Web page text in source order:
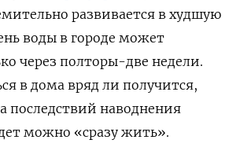
развивается в худшую
воды в городе может
через полторы-две недели.
в дома вряд ли получится,
последствий наводнения
можно «сразу жить».